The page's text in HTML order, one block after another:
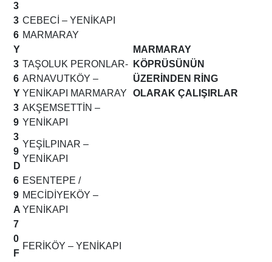
MARMARAY
KÖPRÜSÜNÜN
ÜZERİNDEN RİNG
OLARAK ÇALIŞIRLAR
3
3
6
Y
CEBECİ – YENİKAPI
MARMARAY
3
6
Y
TAŞOLUK PERONLAR-
ARNAVUTKÖY –
YENİKAPI MARMARAY
3
9
AKŞEMSETTİN –
YENİKAPI
3
9
D
YEŞİLPINAR –
YENİKAPI
6
9
A
ESENTEPE /
MECİDİYEKÖY –
YENİKAPI
7
0
F
FERİKÖY – YENİKAPI